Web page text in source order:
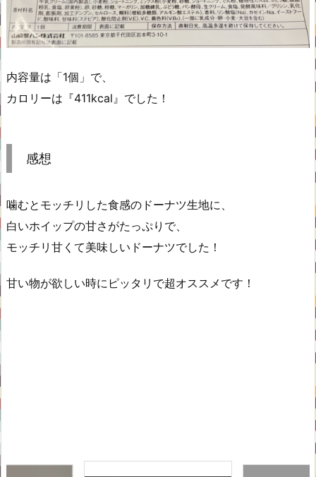
内容量は「1個」で、
カロリーは『411kcal』でした！
感想
噛むとモッチリした食感のドーナツ生地に、
白いホイップの甘さがたっぷりで、
モッチリ甘くて美味しいドーナツでした！
甘い物が欲しい時にピッタリで超オススメです！